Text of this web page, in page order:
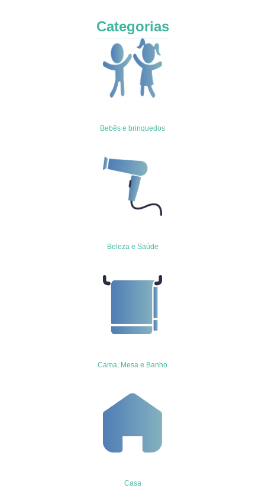
Categorias
Bebês e brinquedos
Beleza e Saúde
Cama, Mesa e Banho
Casa